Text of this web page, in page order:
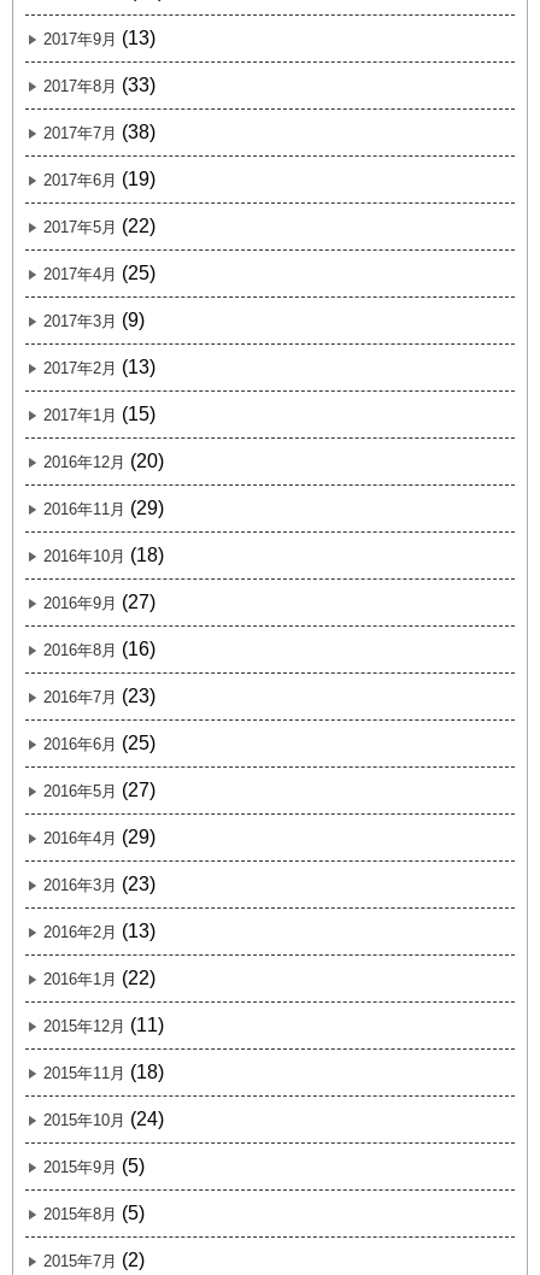
2017年9月 (13)
2017年8月 (33)
2017年7月 (38)
2017年6月 (19)
2017年5月 (22)
2017年4月 (25)
2017年3月 (9)
2017年2月 (13)
2017年1月 (15)
2016年12月 (20)
2016年11月 (29)
2016年10月 (18)
2016年9月 (27)
2016年8月 (16)
2016年7月 (23)
2016年6月 (25)
2016年5月 (27)
2016年4月 (29)
2016年3月 (23)
2016年2月 (13)
2016年1月 (22)
2015年12月 (11)
2015年11月 (18)
2015年10月 (24)
2015年9月 (5)
2015年8月 (5)
2015年7月 (2)